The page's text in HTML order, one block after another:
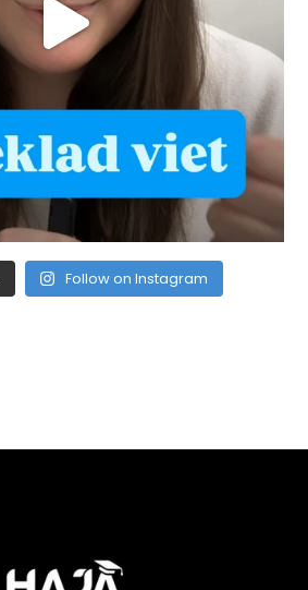
Follow on Instagram